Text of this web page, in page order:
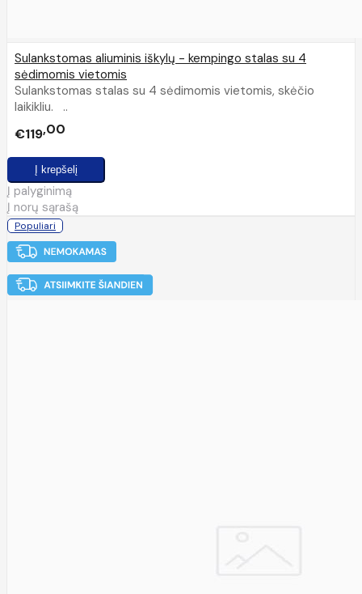
Sulankstomas aliuminis iškylų - kempingo stalas su 4
sėdimomis vietomis
Sulankstomas stalas su 4 sėdimomis vietomis, skėčio
laikikliu. ..
€119 00
Į palyginimą
Į norų sąrašą
Populiari